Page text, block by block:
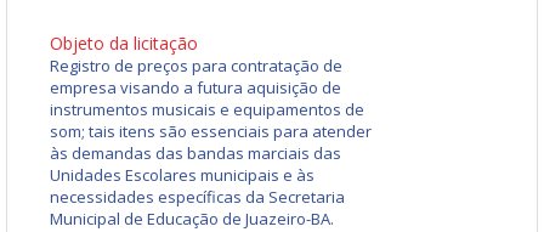
Objeto da licitação
Registro de preços para contratação de
empresa visando a futura aquisição de
instrumentos musicais e equipamentos de
som; tais itens são essenciais para atender
às demandas das bandas marciais das
Unidades Escolares municipais e às
necessidades específicas da Secretaria
Municipal de Educação de Juazeiro-BA.